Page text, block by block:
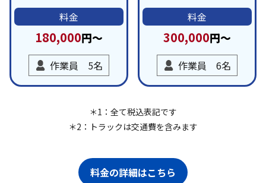
料金
180,000円～
作業員 5名
料金
300,000円～
作業員 6名
＊1：全て税込表記です
＊2：トラックは交通費を含みます
料金の詳細はこちら